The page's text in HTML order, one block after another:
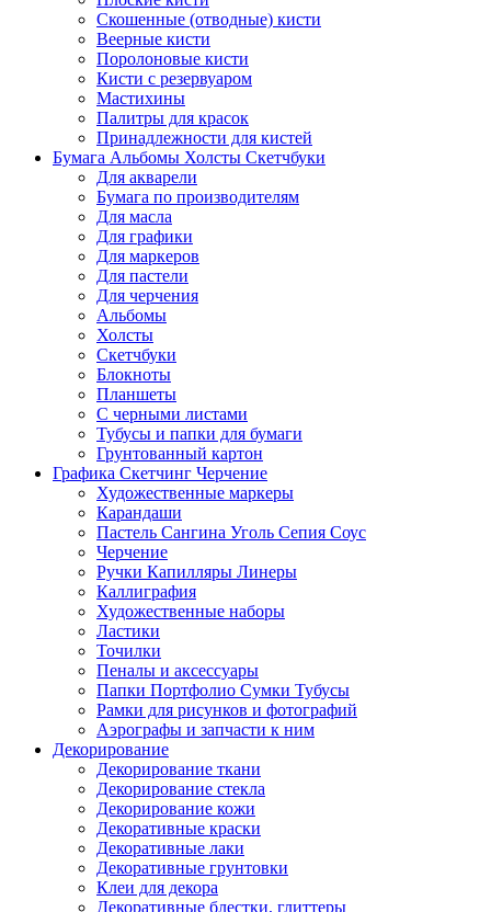
Скошенные (отводные) кисти
Веерные кисти
Поролоновые кисти
Кисти с резервуаром
Мастихины
Палитры для красок
Принадлежности для кистей
Бумага Альбомы Холсты Скетчбуки
Для акварели
Бумага по производителям
Для масла
Для графики
Для маркеров
Для пастели
Для черчения
Альбомы
Холсты
Скетчбуки
Блокноты
Планшеты
С черными листами
Тубусы и папки для бумаги
Грунтованный картон
Графика Скетчинг Черчение
Художественные маркеры
Карандаши
Пастель Сангина Уголь Сепия Соус
Черчение
Ручки Капилляры Линеры
Каллиграфия
Художественные наборы
Ластики
Точилки
Пеналы и аксессуары
Папки Портфолио Сумки Тубусы
Рамки для рисунков и фотографий
Аэрографы и запчасти к ним
Декорирование
Декорирование ткани
Декорирование стекла
Декорирование кожи
Декоративные краски
Декоративные лаки
Декоративные грунтовки
Клеи для декора
Декоративные блестки, глиттеры